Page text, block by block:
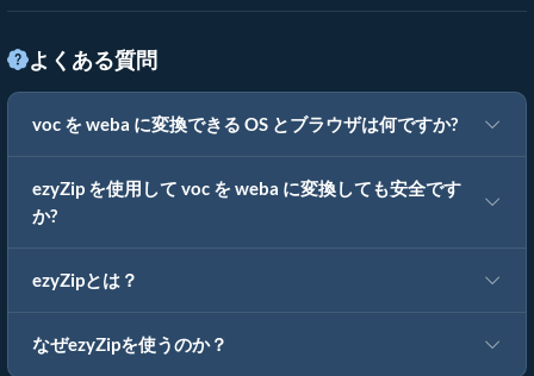
よくある質問
voc を weba に変換できる OS とブラウザは何ですか?
ezyZip を使用して voc を weba に変換しても安全です
か?
ezyZipとは？
なぜezyZipを使うのか？